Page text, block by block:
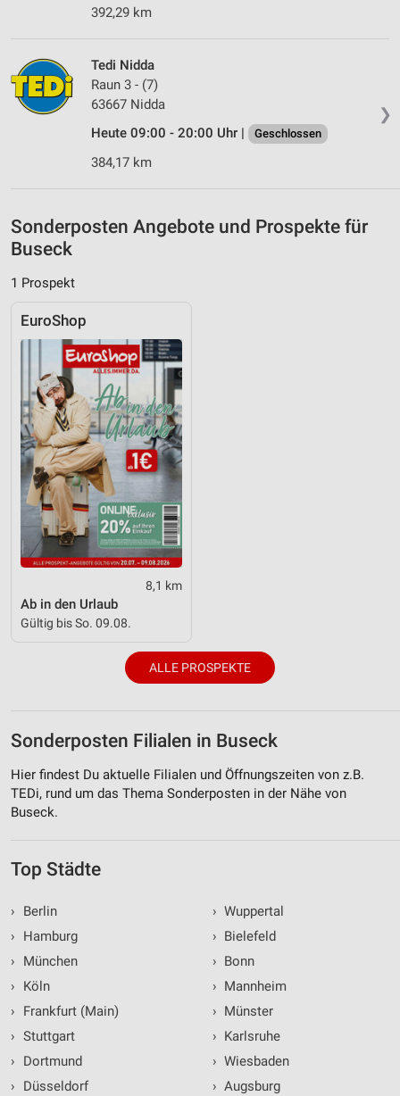
392,29 km
❯
Tedi Nidda
Raun 3 - (7)
63667 Nidda
Heute 09:00 - 20:00 Uhr |
Geschlossen
384,17 km
Sonderposten Angebote und Prospekte für
Buseck
1 Prospekt
EuroShop
8,1 km
Ab in den Urlaub
Gültig bis So. 09.08.
ALLE PROSPEKTE
Sonderposten Filialen in Buseck
Hier findest Du aktuelle Filialen und Öffnungszeiten von z.B.
TEDi, rund um das Thema Sonderposten in der Nähe von
Buseck.
Top Städte
›
Berlin
›
Hamburg
›
München
›
Köln
›
Frankfurt (Main)
› Stuttgart
›
Dortmund
›
Düsseldorf
› Wuppertal
› Bielefeld
› Bonn
› Mannheim
› Münster
› Karlsruhe
› Wiesbaden
› Augsburg
IAB-Besonderheiten:
Geräte anhand von aktiv angeforderten
Informationen identifizieren
Nicht-IAB-Verarbeitungszwecke:
Funktional